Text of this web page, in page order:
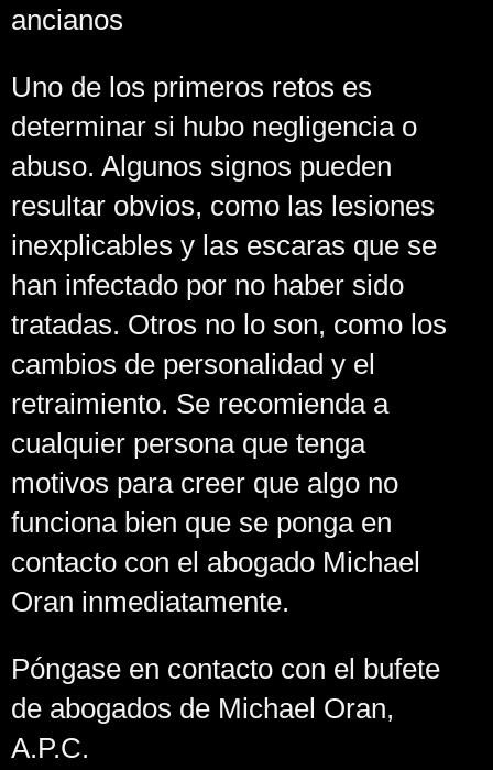
ancianos
Uno de los primeros retos es
determinar si hubo negligencia o
abuso. Algunos signos pueden
resultar obvios, como las lesiones
inexplicables y las escaras que se
han infectado por no haber sido
tratadas. Otros no lo son, como los
cambios de personalidad y el
retraimiento. Se recomienda a
cualquier persona que tenga
motivos para creer que algo no
funciona bien que se ponga en
contacto con el abogado Michael
Oran inmediatamente.
Póngase en contacto con el bufete
de abogados de Michael Oran,
A.P.C.